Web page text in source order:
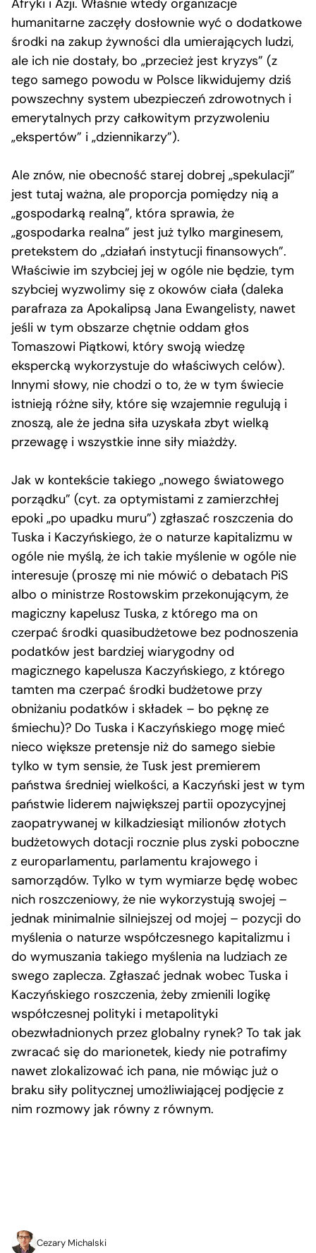
Afryki i Azji. Właśnie wtedy organizacje
humanitarne zaczęły dosłownie wyć o dodatkowe
środki na zakup żywności dla umierających ludzi,
ale ich nie dostały, bo „przecież jest kryzys” (z
tego samego powodu w Polsce likwidujemy dziś
powszechny system ubezpieczeń zdrowotnych i
emerytalnych przy całkowitym przyzwoleniu
„ekspertów” i „dziennikarzy”).
Ale znów, nie obecność starej dobrej „spekulacji”
jest tutaj ważna, ale proporcja pomiędzy nią a
„gospodarką realną”, która sprawia, że
„gospodarka realna” jest już tylko marginesem,
pretekstem do „działań instytucji finansowych”.
Właściwie im szybciej jej w ogóle nie będzie, tym
szybciej wyzwolimy się z okowów ciała (daleka
parafraza za Apokalipsą Jana Ewangelisty, nawet
jeśli w tym obszarze chętnie oddam głos
Tomaszowi Piątkowi, który swoją wiedzę
ekspercką wykorzystuje do właściwych celów).
Innymi słowy, nie chodzi o to, że w tym świecie
istnieją różne siły, które się wzajemnie regulują i
znoszą, ale że jedna siła uzyskała zbyt wielką
przewagę i wszystkie inne siły miażdży.
Jak w kontekście takiego „nowego światowego
porządku” (cyt. za optymistami z zamierzchłej
epoki „po upadku muru”) zgłaszać roszczenia do
Tuska i Kaczyńskiego, że o naturze kapitalizmu w
ogóle nie myślą, że ich takie myślenie w ogóle nie
interesuje (proszę mi nie mówić o debatach PiS
albo o ministrze Rostowskim przekonującym, że
magiczny kapelusz Tuska, z którego ma on
czerpać środki quasibudżetowe bez podnoszenia
podatków jest bardziej wiarygodny od
magicznego kapelusza Kaczyńskiego, z którego
tamten ma czerpać środki budżetowe przy
obniżaniu podatków i składek – bo pęknę ze
śmiechu)? Do Tuska i Kaczyńskiego mogę mieć
nieco większe pretensje niż do samego siebie
tylko w tym sensie, że Tusk jest premierem
państwa średniej wielkości, a Kaczyński jest w tym
państwie liderem największej partii opozycyjnej
zaopatrywanej w kilkadziesiąt milionów złotych
budżetowych dotacji rocznie plus zyski poboczne
z europarlamentu, parlamentu krajowego i
samorządów. Tylko w tym wymiarze będę wobec
nich roszczeniowy, że nie wykorzystują swojej –
jednak minimalnie silniejszej od mojej – pozycji do
myślenia o naturze współczesnego kapitalizmu i
do wymuszania takiego myślenia na ludziach ze
swego zaplecza. Zgłaszać jednak wobec Tuska i
Kaczyńskiego roszczenia, żeby zmienili logikę
współczesnej polityki i metapolityki
obezwładnionych przez globalny rynek? To tak jak
zwracać się do marionetek, kiedy nie potrafimy
nawet zlokalizować ich pana, nie mówiąc już o
braku siły politycznej umożliwiającej podjęcie z
nim rozmowy jak równy z równym.
Cezary Michalski